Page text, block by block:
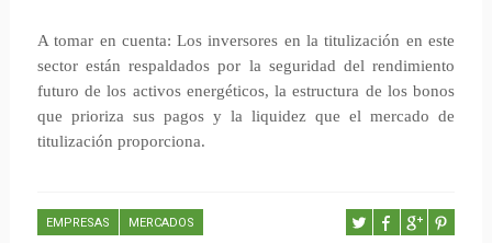
A tomar en cuenta: Los inversores en la titulización en este
sector están respaldados por la seguridad del rendimiento
futuro de los activos energéticos, la estructura de los bonos
que prioriza sus pagos y la liquidez que el mercado de
titulización proporciona.
EMPRESAS MERCADOS